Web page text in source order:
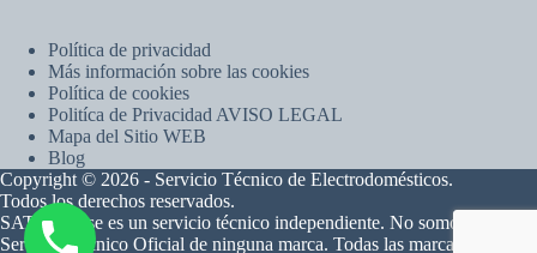
Política de privacidad
Más información sobre las cookies
Política de cookies
Politíca de Privacidad AVISO LEGAL
Mapa del Sitio WEB
Blog
Copyright © 2026 - Servicio Técnico de Electrodomésticos.
Todos los derechos reservados.
SAT Ourense es un servicio técnico independiente. No somos
Servicio Técnico Oficial de ninguna marca. Todas las marcas